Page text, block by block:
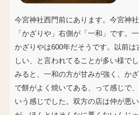
今宮神社西門前にあります。今宮神
「かざりや」右側が「一和」です。
かざりやは600年だそうです。以前は
しい、と言われてることが多い様で
みると、一和の方が甘みが強く、か
で餅がよく焼いてある、って感じで
いう感じでした。双方の店は仲が悪